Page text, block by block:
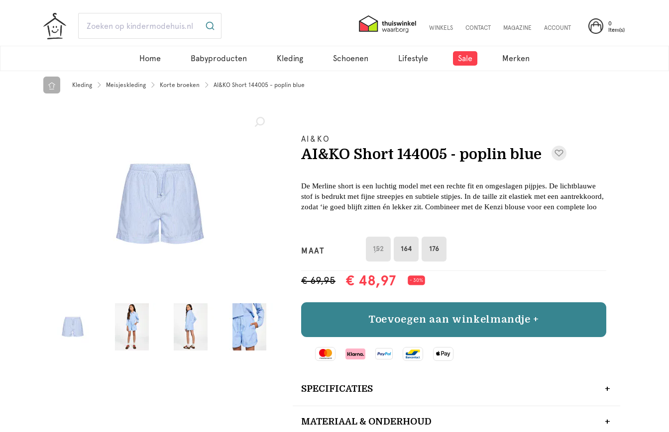
0
Item(s)
WINKELS CONTACT MAGAZINE ACCOUNT
Home Babyproducten Kleding Schoenen Lifestyle Sale Merken
Kleding Meisjeskleding Korte broeken AI&KO Short 144005 - poplin blue
AI&KO
AI&KO Short 144005 - poplin blue
De Merline short is een luchtig model met een rechte fit en omgeslagen pijpjes. De lichtblauwe
stof is bedrukt met fijne streepjes en subtiele stipjes. In de taille zit elastiek met een aantrekkoord,
zodat ‘ie goed blijft zitten én lekker zit. Combineer met de Kenzi blouse voor een complete loo
MAAT 152 164 176
€ 69,95 € 48,97 - 30%
Toevoegen aan winkelmandje +
SPECIFICATIES
MATERIAAL & ONDERHOUD